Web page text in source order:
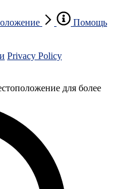
Помощь
Privacy Policy
для более